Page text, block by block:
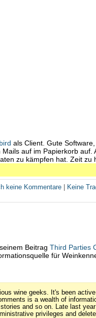
als Client. Gute
auf im Papierkorb auf.
zu kämpfen hat. Zeit zu
keine Kommentare
Keine
BeitragThird Parties
für
wine geeks. It's been
is a wealth of
and so on. Late last year
privileges and